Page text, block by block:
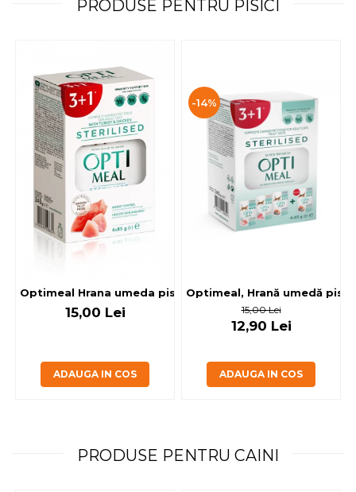
PRODUSE PENTRU PISICI
Optimeal Hrana umeda pisici
15,00 Lei
ADAUGA IN COS
-14%
Optimeal, Hrană umedă
15,00 Lei
12,90 Lei
ADAUGA IN COS
PRODUSE PENTRU CAINI